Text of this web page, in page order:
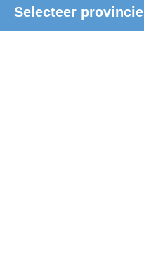
Selecteer provincie